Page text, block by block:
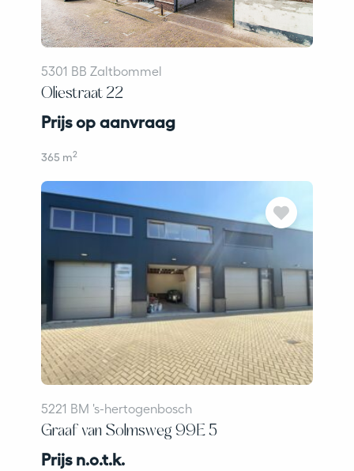
5301 BB Zaltbommel
Oliestraat 22
Prijs op aanvraag
365 m2
5221 BM 's-hertogenbosch
Graaf van Solmsweg 99E 5
Prijs n.o.t.k.